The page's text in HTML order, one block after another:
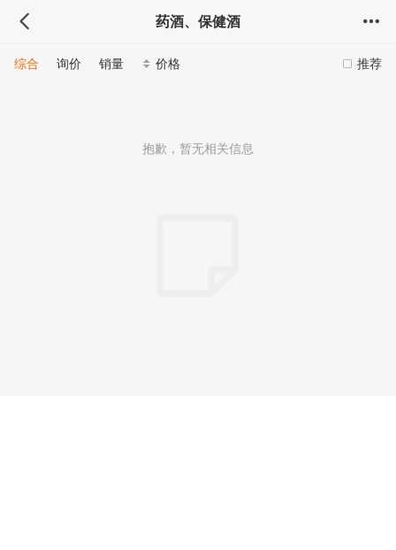
药酒、保健酒
推荐
综合 询价 销量 价格
抱歉，暂无相关信息